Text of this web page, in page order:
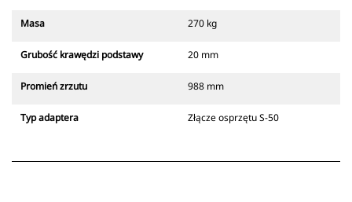
Masa 270 kg
Grubość krawędzi podstawy 20 mm
Promień zrzutu 988 mm
Typ adaptera Złącze osprzętu S-50